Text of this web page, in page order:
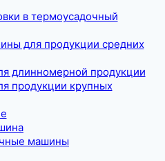
в термоусадочный
для продукции средних
длинномерной продукции
продукции крупных
машины